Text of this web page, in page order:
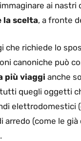
ai
la scelta, a fronte
che richiede lo
canoniche può
più viaggi anche
quegli oggetti
elettrodomestici
(come le